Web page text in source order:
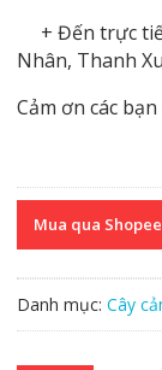
+ Đến trực
Nhân, Thanh
Cảm ơn các
Mua qua Shopee
Danh mục: Cây